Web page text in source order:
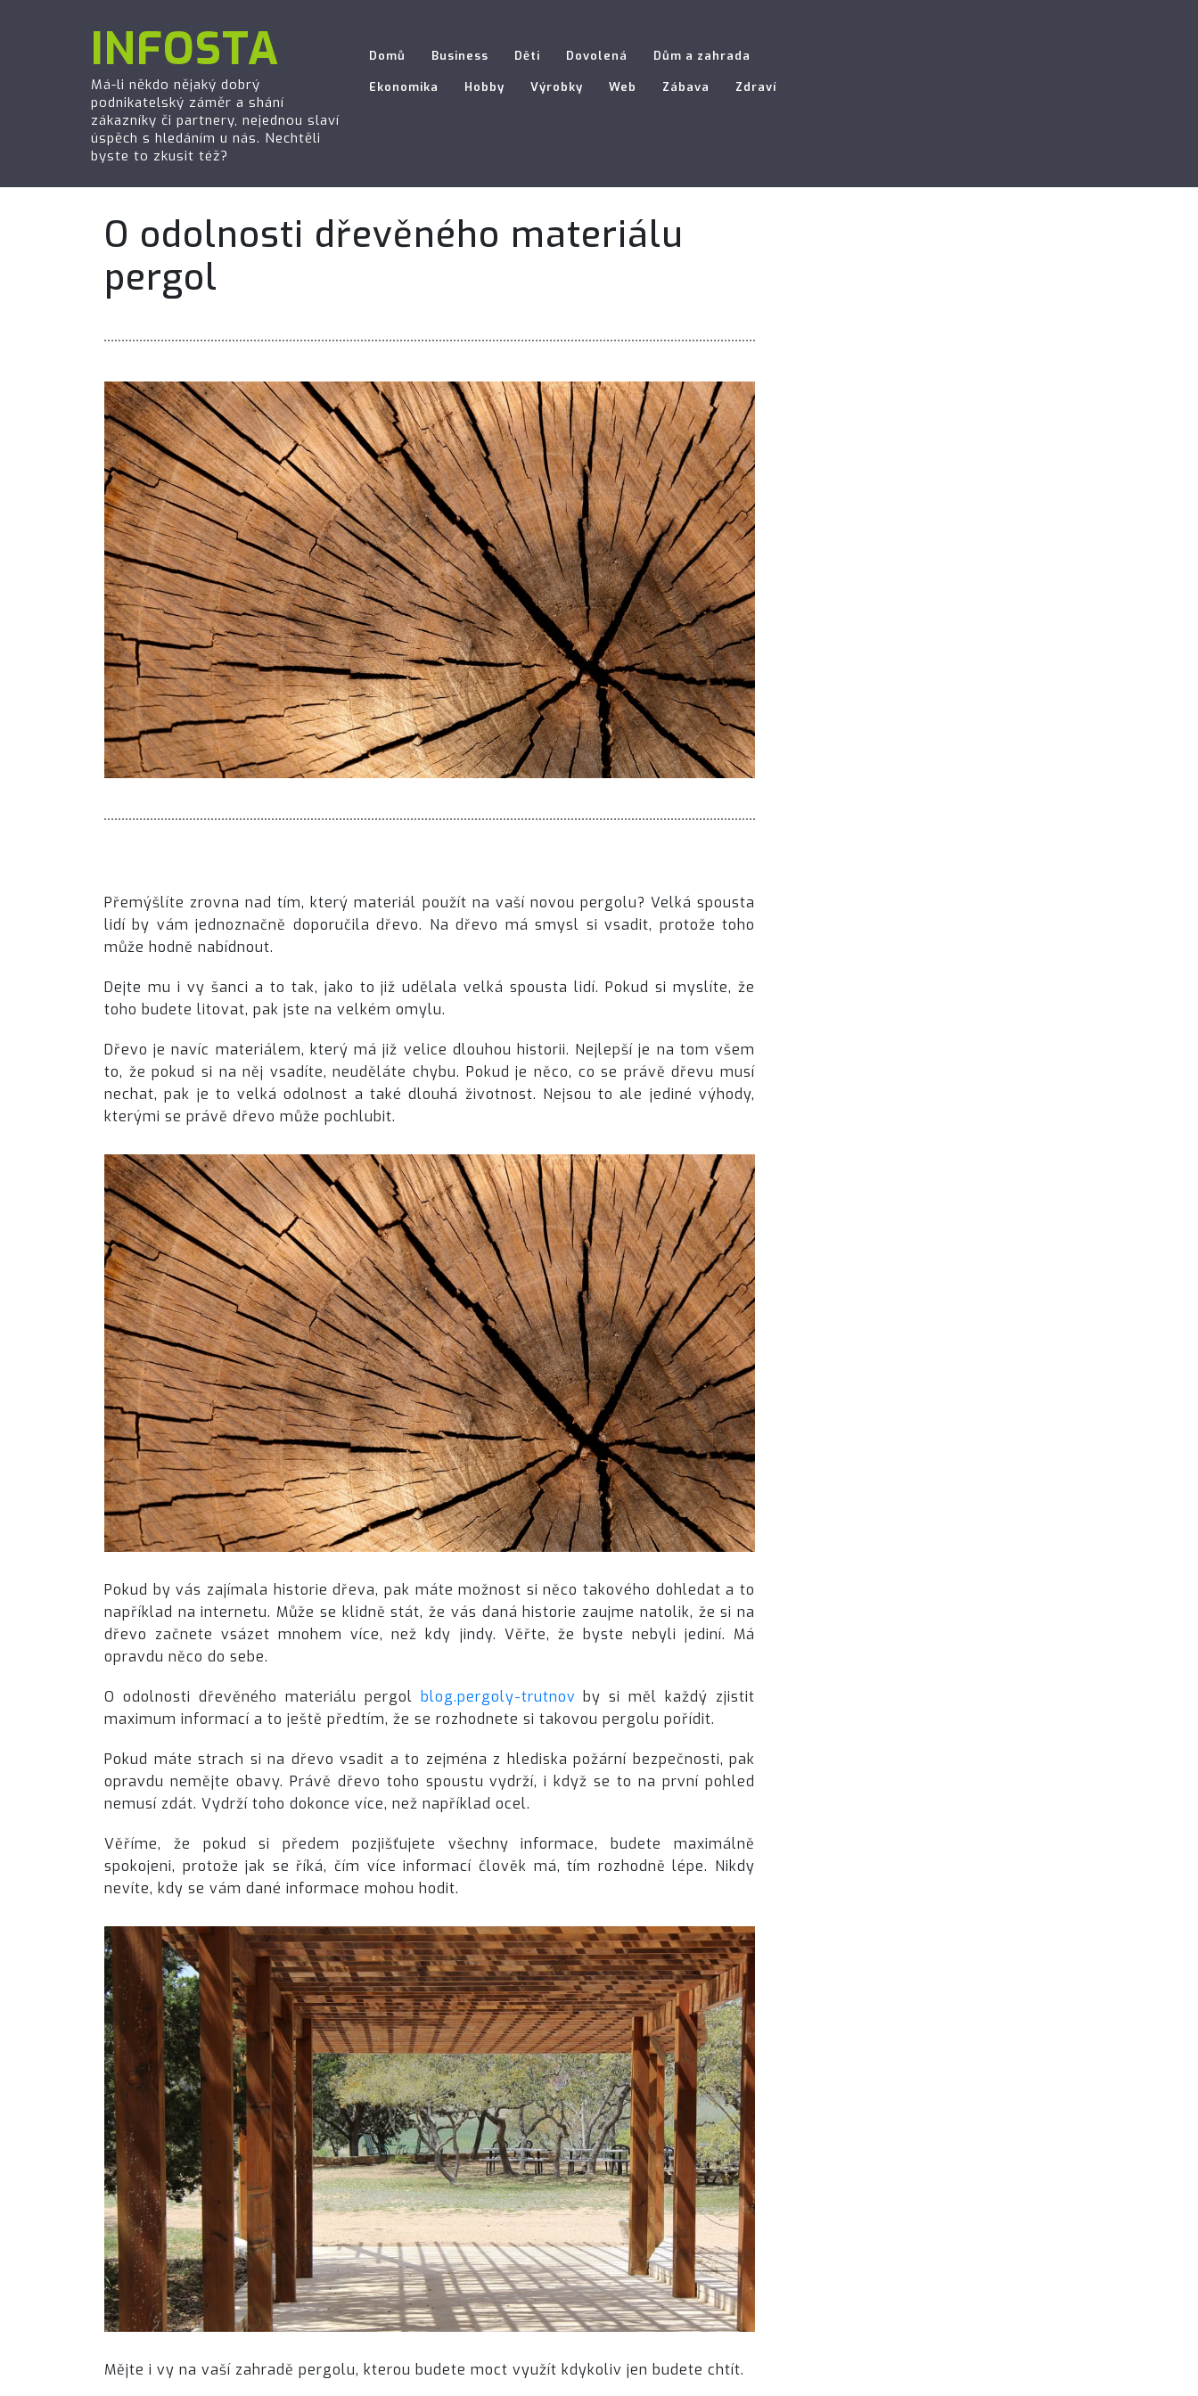
INFOSTA
Má-li někdo nějaký dobrý
podnikatelský záměr a shání
zákazníky či partnery, nejednou slaví
úspěch s hledáním u nás. Nechtěli
byste to zkusit též?
Domů Business Děti Dovolená Dům a zahrada
Ekonomika Hobby Výrobky Web Zábava Zdraví
O odolnosti dřevěného materiálu
pergol
Přemýšlíte zrovna nad tím, který materiál použít na vaší novou pergolu? Velká spousta
lidí by vám jednoznačně doporučila dřevo. Na dřevo má smysl si vsadit, protože toho
může hodně nabídnout.
Dejte mu i vy šanci a to tak, jako to již udělala velká spousta lidí. Pokud si myslíte, že
toho budete litovat, pak jste na velkém omylu.
Dřevo je navíc materiálem, který má již velice dlouhou historii. Nejlepší je na tom všem
to, že pokud si na něj vsadíte, neuděláte chybu. Pokud je něco, co se právě dřevu musí
nechat, pak je to velká odolnost a také dlouhá životnost. Nejsou to ale jediné výhody,
kterými se právě dřevo může pochlubit.
Pokud by vás zajímala historie dřeva, pak máte možnost si něco takového dohledat a to
například na internetu. Může se klidně stát, že vás daná historie zaujme natolik, že si na
dřevo začnete vsázet mnohem více, než kdy jindy. Věřte, že byste nebyli jediní. Má
opravdu něco do sebe.
O odolnosti dřevěného materiálu pergol blog.pergoly-trutnov by si měl každý zjistit
maximum informací a to ještě předtím, že se rozhodnete si takovou pergolu pořídit.
Pokud máte strach si na dřevo vsadit a to zejména z hlediska požární bezpečnosti, pak
opravdu nemějte obavy. Právě dřevo toho spoustu vydrží, i když se to na první pohled
nemusí zdát. Vydrží toho dokonce více, než například ocel.
Věříme, že pokud si předem pozjišťujete všechny informace, budete maximálně
spokojeni, protože jak se říká, čím více informací člověk má, tím rozhodně lépe. Nikdy
nevíte, kdy se vám dané informace mohou hodit.
Mějte i vy na vaší zahradě pergolu, kterou budete moct využít kdykoliv jen budete chtít.